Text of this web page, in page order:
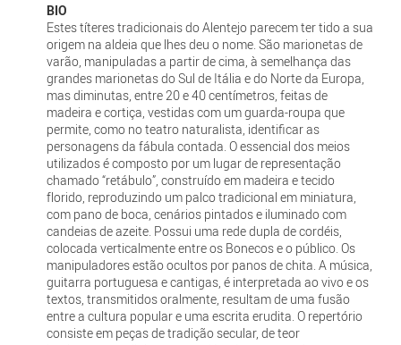
BIO
Estes títeres tradicionais do Alentejo parecem ter tido a sua
origem na aldeia que lhes deu o nome. São marionetas de
varão, manipuladas a partir de cima, à semelhança das
grandes marionetas do Sul de Itália e do Norte da Europa,
mas diminutas, entre 20 e 40 centímetros, feitas de
madeira e cortiça, vestidas com um guarda-roupa que
permite, como no teatro naturalista, identificar as
personagens da fábula contada. O essencial dos meios
utilizados é composto por um lugar de representação
chamado “retábulo”, construído em madeira e tecido
florido, reproduzindo um palco tradicional em miniatura,
com pano de boca, cenários pintados e iluminado com
candeias de azeite. Possui uma rede dupla de cordéis,
colocada verticalmente entre os Bonecos e o público. Os
manipuladores estão ocultos por panos de chita. A música,
guitarra portuguesa e cantigas, é interpretada ao vivo e os
textos, transmitidos oralmente, resultam de uma fusão
entre a cultura popular e uma escrita erudita. O repertório
consiste em peças de tradição secular, de teor